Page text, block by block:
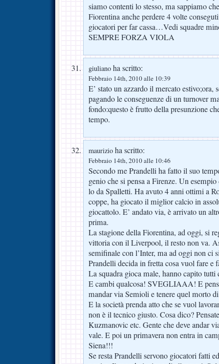
siamo contenti lo stesso, ma sappiamo
Fiorentina anche perdere 4 volte
giocatori per far cassa…Vedi squadre
SEMPRE FORZA VIOLA
giuliano ha scritto:
Febbraio 14th, 2010 alle 10:39
E’ stato un azzardo il mercato estivo;ora,
pagando le conseguenze di un turnover
fondo:questo è frutto della presunzione
tempo.
maurizio ha scritto:
Febbraio 14th, 2010 alle 10:46
Secondo me Prandelli ha fatto il suo
genio che si pensa a Firenze. Un
lo da Spalletti. Ha avuto 4 anni ottimi a
coppe, ha giocato il miglior calcio in
giocattolo. E’ andato via, è arrivato un
prima.
La stagione della Fiorentina, ad oggi, si
vittoria con il Liverpool, il resto non va.
semifinale con l’Inter, ma ad oggi non ci
Prandelli decida in fretta cosa vuol fare e
La squadra gioca male, hanno capito tutti
E cambi qualcosa! SVEGLIAAA! E
mandar via Semioli e tenere quel morto
E la società prenda atto che se vuol
non è il tecnico giusto. Cosa dico?
Kuzmanovic etc. Gente che deve andar
vale. E poi un primavera non entra in
Siena!!!
Se resta Prandelli servono giocatori fatti